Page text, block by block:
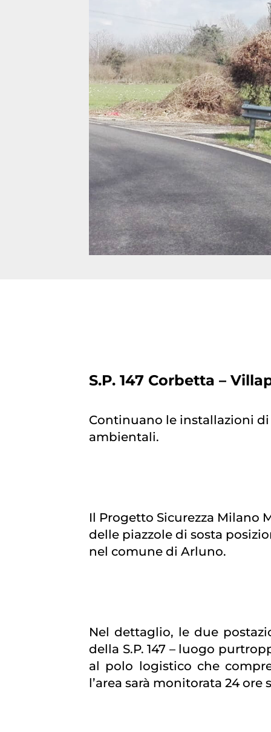
S.P. 147 Corbetta –
Continuano le installazioni
ambientali.
Il Progetto Sicurezza Milano
delle piazzole di sosta
nel comune di Arluno.
Nel dettaglio, le due
della S.P. 147 – luogo
al polo logistico che
l’area sarà monitorata 24 ore